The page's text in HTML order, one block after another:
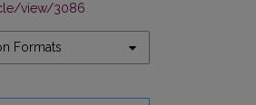
view/3086
Formats